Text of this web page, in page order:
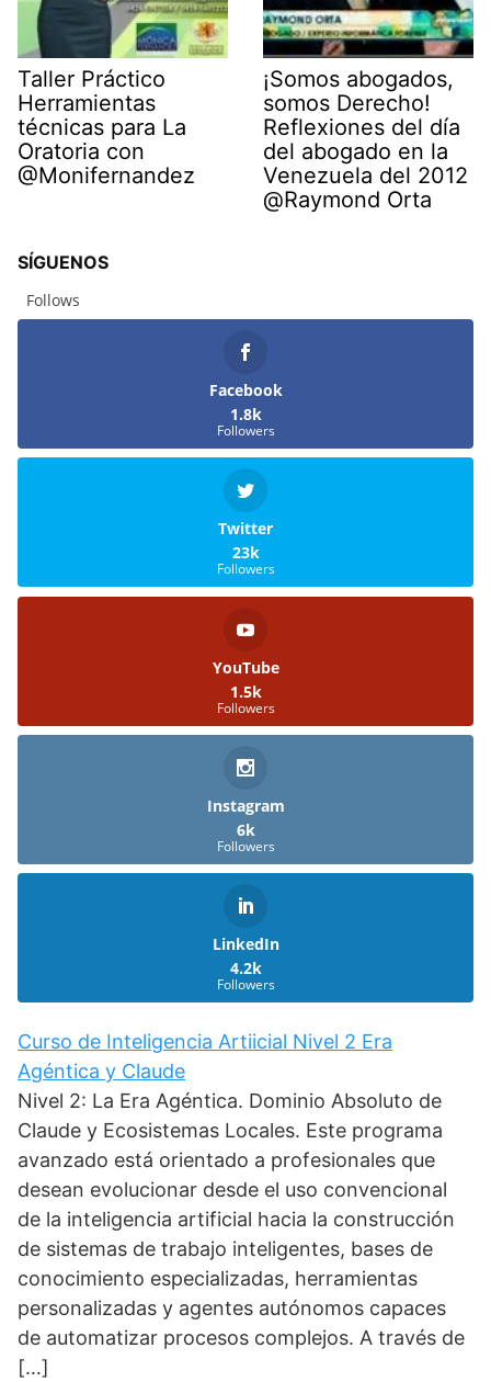
Taller Práctico
Herramientas
técnicas para La
Oratoria con
@Monifernandez
¡Somos abogados,
somos Derecho!
Reflexiones del día
del abogado en la
Venezuela del 2012
@Raymond Orta
SÍGUENOS
Follows
Facebook
1.8k
Followers
Twitter
23k
Followers
YouTube
1.5k
Followers
Instagram
6k
Followers
LinkedIn
4.2k
Followers
Curso de Inteligencia Artiicial Nivel 2 Era
Agéntica y Claude
Nivel 2: La Era Agéntica. Dominio Absoluto de
Claude y Ecosistemas Locales. Este programa
avanzado está orientado a profesionales que
desean evolucionar desde el uso convencional
de la inteligencia artificial hacia la construcción
de sistemas de trabajo inteligentes, bases de
conocimiento especializadas, herramientas
personalizadas y agentes autónomos capaces
de automatizar procesos complejos. A través de
[…]